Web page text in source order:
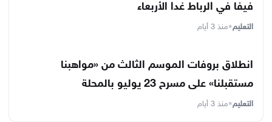
فيفا في الرباط غدا الأربعاء
التعليم•منذ 3 أيام
انطلاق بروفات الموسم الثالث من «مواهبنا
مستقبلنا» على مسرح 23 يوليو بالمحلة
التعليم•منذ 3 أيام